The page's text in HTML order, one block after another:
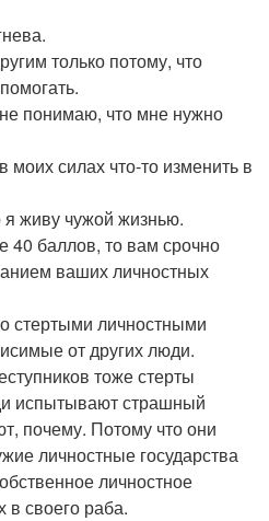
только потому, что
понимаю, что мне нужно
моих силах что-то изменить в
живу чужой жизнью.
40 баллов, то вам срочно
ваших личностных
стертыми личностными
от других люди.
тоже стерты
испытывают страшный
почему. Потому что они
личностные государства
личностное
в своего раба.